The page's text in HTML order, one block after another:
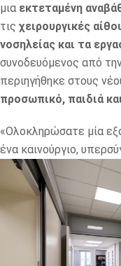
μια εκτεταμένη
τις χειρουργικές
νοσηλείας και τα
συνοδευόμενος από
περιηγήθηκε στους
προσωπικό, παιδιά
«Ολοκληρώσατε μία
ένα καινούργιο,